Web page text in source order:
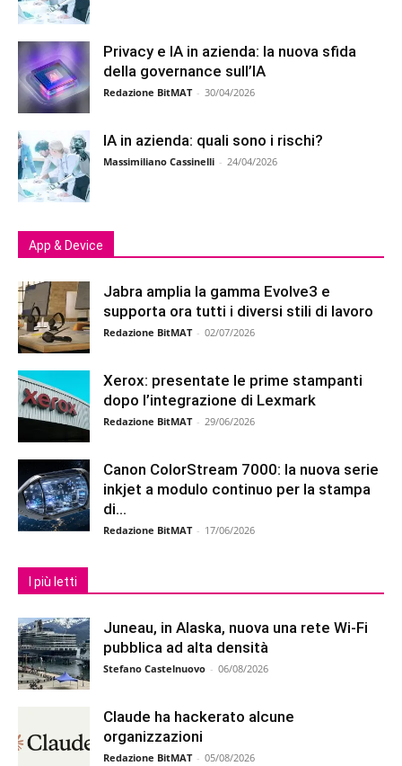
Privacy e IA in azienda: la nuova sfida
della governance sull’IA
Redazione BitMAT - 30/04/2026
IA in azienda: quali sono i rischi?
Massimiliano Cassinelli - 24/04/2026
App & Device
Jabra amplia la gamma Evolve3 e
supporta ora tutti i diversi stili di lavoro
Redazione BitMAT - 02/07/2026
Xerox: presentate le prime stampanti
dopo l’integrazione di Lexmark
Redazione BitMAT - 29/06/2026
Canon ColorStream 7000: la nuova serie
inkjet a modulo continuo per la stampa
di...
Redazione BitMAT - 17/06/2026
I più letti
Juneau, in Alaska, nuova una rete Wi-Fi
pubblica ad alta densità
Stefano Castelnuovo - 06/08/2026
Claude ha hackerato alcune
organizzazioni
Redazione BitMAT - 05/08/2026